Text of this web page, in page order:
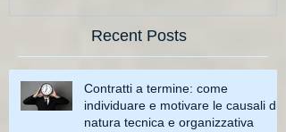
Recent Posts
Contratti a termine: come
individuare e motivare le causali di
natura tecnica e organizzativa